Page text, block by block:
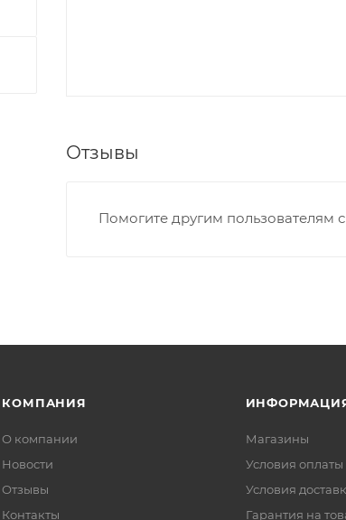
Отзывы
Помогите другим пользователям
КОМПАНИЯ
О компании
Новости
Отзывы
Контакты
Магазины
Условия оплаты
Условия
Гарантия на